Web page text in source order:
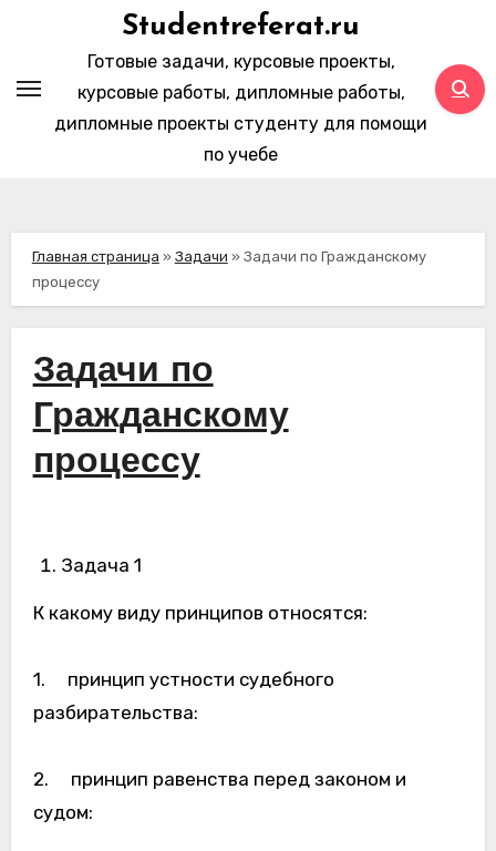
содержимому
Studentreferat.ru
Готовые задачи, курсовые проекты,
курсовые работы, дипломные работы,
дипломные проекты студенту для помощи
по учебе
Главная страница » Задачи » Задачи по Гражданскому
процессу
Задачи по
Гражданскому
процессу
Задача 1
К какому виду принципов относятся:
1. принцип устности судебного
разбирательства:
2. принцип равенства перед законом и
судом: